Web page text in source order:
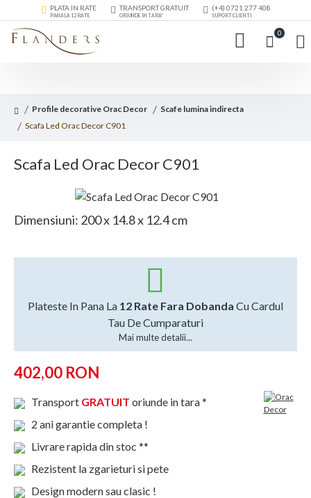
PLATA IN RATE
PANA LA 12 RATE
TRANSPORT GRATUIT
ORIUNDE IN TARA*
(+4) 0721 277 408
SUPORT CLIENTI
0
Profile decorative Orac Decor
Scafe lumina indirecta
Scafa Led Orac Decor C901
Scafa Led Orac Decor C901
Dimensiuni: 200 x 14.8 x 12.4 cm
Plateste In Pana La 12 Rate Fara Dobanda Cu Cardul
Tau De Cumparaturi
Mai multe detalii...
402,00 RON
Transport GRATUIT oriunde in tara *
2 ani garantie completa !
Livrare rapida din stoc **
Rezistent la zgarieturi si pete
Design modern sau clasic !